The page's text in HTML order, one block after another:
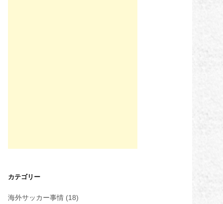
カテゴリー
海外サッカー事情 (18)